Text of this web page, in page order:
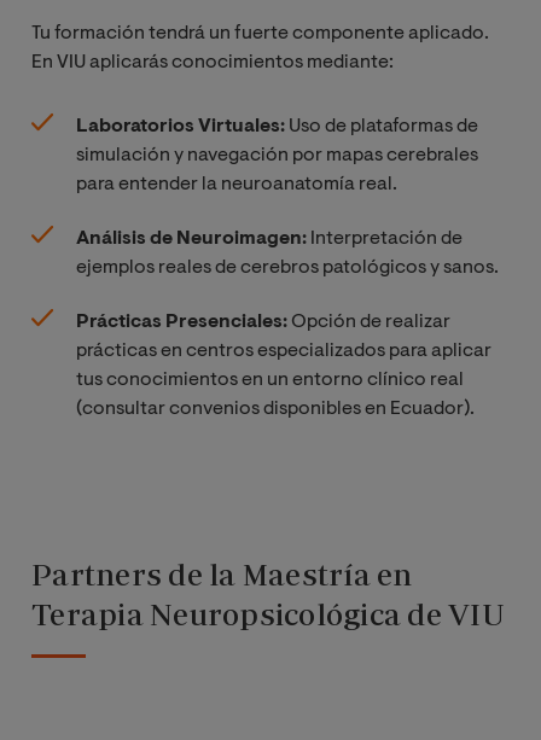
Tu formación tendrá un fuerte componente aplicado.
En VIU aplicarás conocimientos mediante:
Laboratorios Virtuales: Uso de plataformas de
simulación y navegación por mapas cerebrales
para entender la neuroanatomía real.
Análisis de Neuroimagen: Interpretación de
ejemplos reales de cerebros patológicos y sanos.
Prácticas Presenciales: Opción de realizar
prácticas en centros especializados para aplicar
tus conocimientos en un entorno clínico real
(consultar convenios disponibles en Ecuador).
Partners de la Maestría en
Terapia Neuropsicológica de VIU